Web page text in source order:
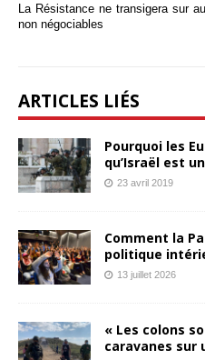
La Résistance ne transigera sur
non négociables
ARTICLES LIÉS
Pourquoi les
qu’Israël est
23 avril 2019
Comment la
politique
13 juillet 2026
« Les colons
caravanes sur